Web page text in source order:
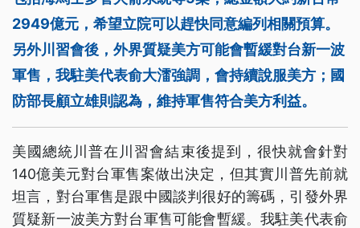
2949億元，希望立院可以趕快同意編列相關預算。
另外川習會後，外界質疑美方可能會暫緩對台新一波
軍售，我駐美代表俞大㵢強調，會持續說服美方；國
防部長顧立雄則認為，維持軍售符合美方利益。
美國總統川普在川習會結束後提到，很快就會針對
140億美元對台軍售案做出決定，但其實川普先前就
坦言，對台軍售是跟中國談判很好的籌碼，引發外界
質疑新一波美方對台軍售可能會暫緩。我駐美代表俞